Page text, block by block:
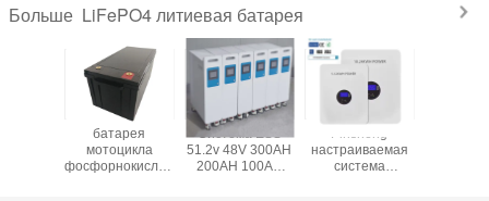
Больше LiFePO4 литиевая батарея
батарея
мотоцикла
фосфорнокислого
Система ESS
51.2v 48V 300AH
200AH 100AH
Pinsheng
настраиваемая
система